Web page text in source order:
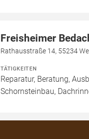
Freisheimer
Rathausstraße 14, 55234
TÄTIGKEITEN
Reparatur, Beratung,
Schornsteinbau,